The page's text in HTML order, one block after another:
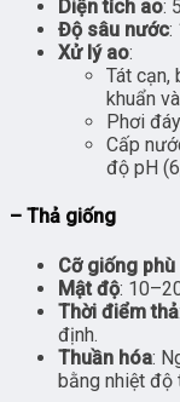
Diện tích ao:
Độ sâu nước:
Xử lý ao:
Tát cạn,
khuẩn
Phơi
Cấp
độ pH
– Thả giống
Cỡ giống phù
Mật độ:
Thời điểm thả
định.
Thuần hóa:
bằng nhiệt độ